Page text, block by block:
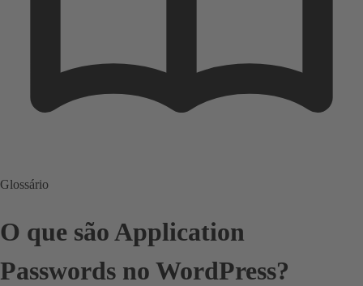
Glossário
O que são Application
Passwords no WordPress?